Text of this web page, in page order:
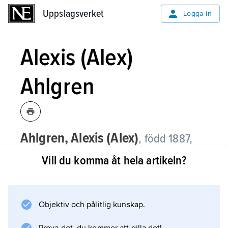
Uppslagsverket Logga in
Alexis (Alex)
Ahlgren
Ahlgren,Alexis (Alex), född 1887,
död tidigast 1958, långdistanslöpare,
grovarbetare, medlem av bl.a.
Ahlgren var en av Sveriges främsta på långa
Vill du komma åt hela artikeln?
Objektiv och pålitlig kunskap.